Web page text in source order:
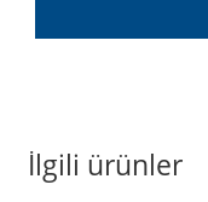
İlgili ürünler